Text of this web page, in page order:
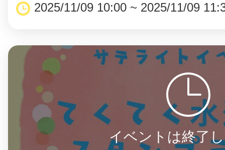
2025/11/09 10:00 ~ 2025/11/09
イベントは終了